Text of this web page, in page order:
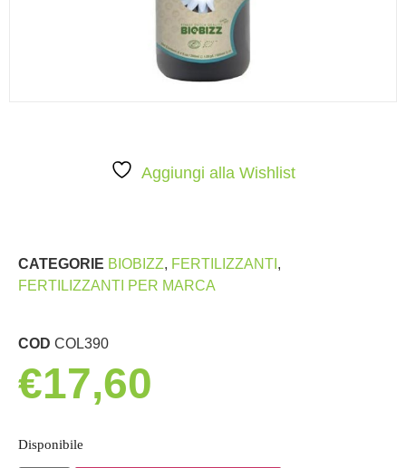
Aggiungi alla Wishlist
CATEGORIE BIOBIZZ, FERTILIZZANTI ,
FERTILIZZANTI PER MARCA
COD COL390
€17,60
Disponibile